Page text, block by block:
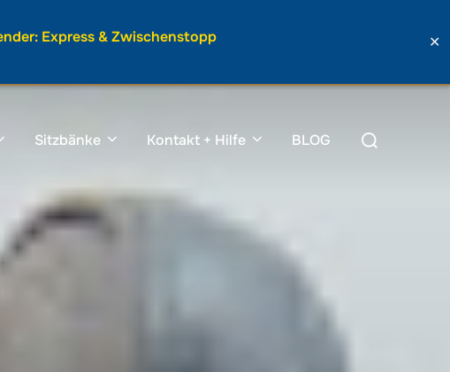
Express & Zwischenstopp ✕
Sitzbänke Kontakt + Hilfe BLOG
Suchen
nach: